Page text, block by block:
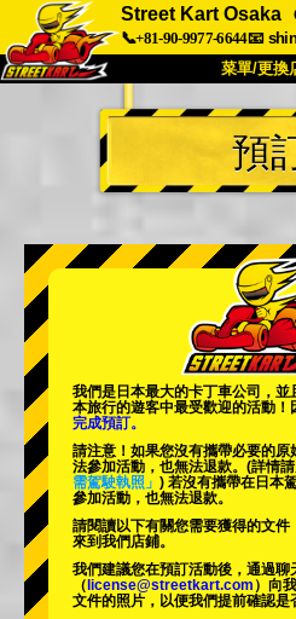
Street Kart Osaka
📞+81-90-9977-6644📧
菜單/更換
首頁
關於 規格
公司
更換店
東京 秋葉原 #2
東京 澀谷附店
東京 淺草
沖繩
預
我們是日本最大的卡丁車公司，並
本旅行的遊客中最受歡迎的活動
完成預訂。
請注意！如果您沒有攜帶必要的
法參加活動，也無法退款。 (詳情
需駕駛執照」 ) 若沒有攜帶在日本
參加活動，也無法退款。
請閱讀以下有關您需要獲得的文
來到我們店鋪。
我們建議您在預訂活動後，通過聊
（ license@streetkart.com ）向
文件的照片，以便我們提前確認是